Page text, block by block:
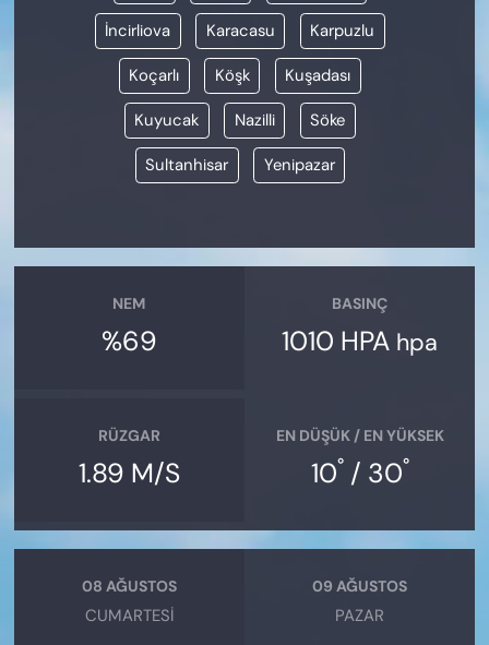
İncirliova Karacasu Karpuzlu
Koçarlı Köşk Kuşadası
Kuyucak Nazilli Söke
Sultanhisar Yenipazar
NEM
%69
BASINÇ
1010 HPA hpa
RÜZGAR
1.89 M/S
EN DÜŞÜK / EN YÜKSEK
10°/ 30°
08 AĞUSTOS
CUMARTESI
09 AĞUSTOS
PAZAR
VAN VE DİYARBAKIR HABERLERİ